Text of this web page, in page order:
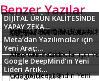
Benzer Yazılar
DİJİTAL ÜRÜN KALİTESİNDE
YAPAY ZEKA...
Meta’dan Yazılımcılar için
Yeni Araç:...
Google DeepMind’ın Yeni
Lideri Artık...